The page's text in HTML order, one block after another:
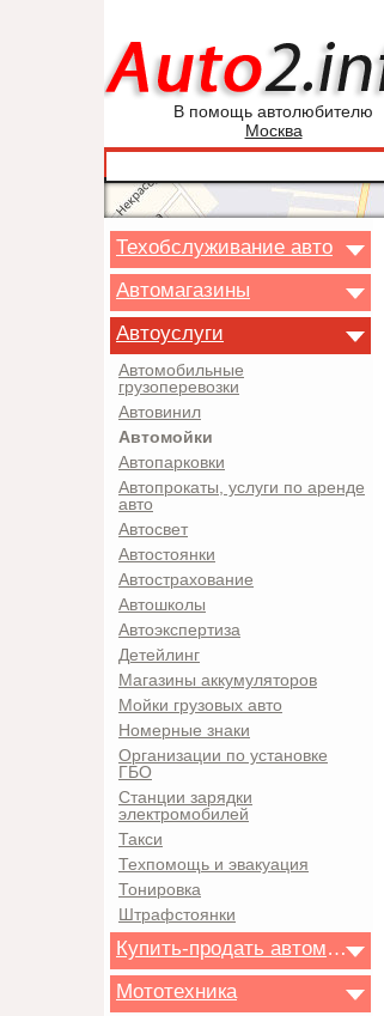
В помощь автолюбителю
Москва
Техобслуживание авто
Автомагазины
Автоуслуги
Автомобильные
грузоперевозки
Автовинил
Автомойки
Автопарковки
Автопрокаты, услуги по аренде
авто
Автосвет
Автостоянки
Автострахование
Автошколы
Автоэкспертиза
Детейлинг
Магазины аккумуляторов
Мойки грузовых авто
Номерные знаки
Организации по установке
ГБО
Станции зарядки
электромобилей
Такси
Техпомощь и эвакуация
Тонировка
Штрафстоянки
Купить-продать автомобиль
Мототехника